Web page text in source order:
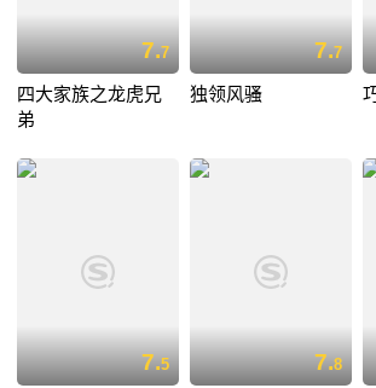
7.7
四大家族之龙虎兄
弟
7.7
独领风骚
7.5 7.8